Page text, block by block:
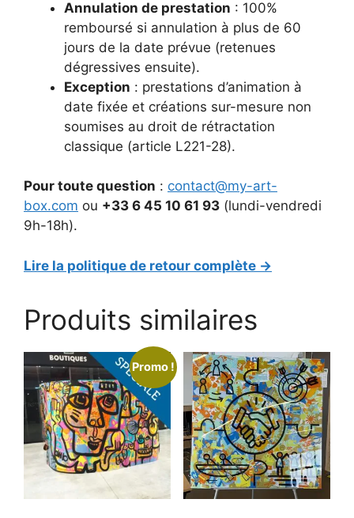
Annulation de prestation : 100%
remboursé si annulation à plus de 60
jours de la date prévue (retenues
dégressives ensuite).
Exception : prestations d’animation à
date fixée et créations sur-mesure non
soumises au droit de rétractation
classique (article L221-28).
Pour toute question : contact@my-art-
box.com ou +33 6 45 10 61 93 (lundi-vendredi
9h-18h).
Lire la politique de retour complète →
Produits similaires
Promo !